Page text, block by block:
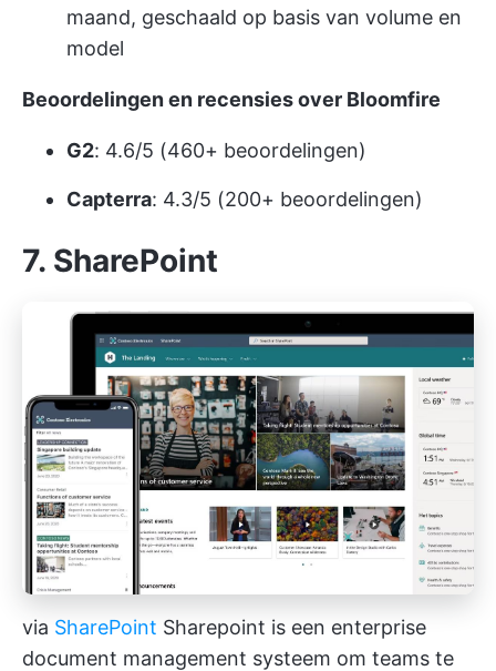
maand, geschaald op basis van volume en
model
Beoordelingen en recensies over Bloomfire
G2: 4.6/5 (460+ beoordelingen)
Capterra: 4.3/5 (200+ beoordelingen)
7. SharePoint
via SharePoint Sharepoint is een enterprise
document management systeem om teams te